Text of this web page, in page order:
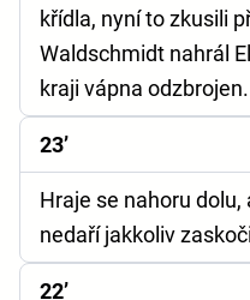
křídla, nyní to zkusili
Waldschmidt nahrál
kraji vápna odzbrojen.
23’
Hraje se nahoru
nedaří jakkoliv
22’